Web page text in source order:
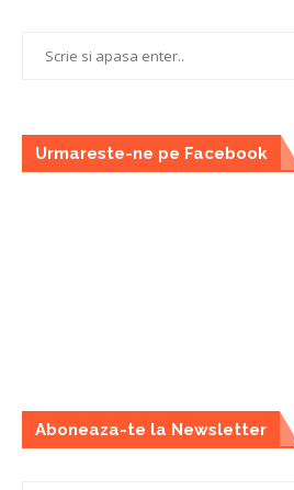
Urmareste-ne pe Facebook
Aboneaza-te la Newsletter